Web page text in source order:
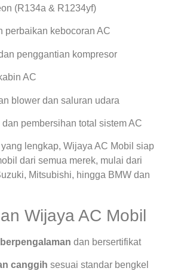
(R134a & R1234yf)
perbaikan kebocoran AC
penggantian kompresor
AC
blower dan saluran udara
pembersihan total sistem AC
lengkap, Wijaya AC Mobil siap
dari semua merek, mulai dari
Mitsubishi, hingga BMW dan
Wijaya AC Mobil
dan bersertifikat
canggih sesuai standar bengkel